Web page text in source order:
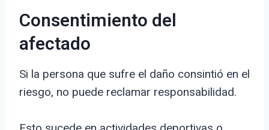
Consentimiento del
afectado
Si la persona que sufre el daño consintió en el
riesgo, no puede reclamar responsabilidad.